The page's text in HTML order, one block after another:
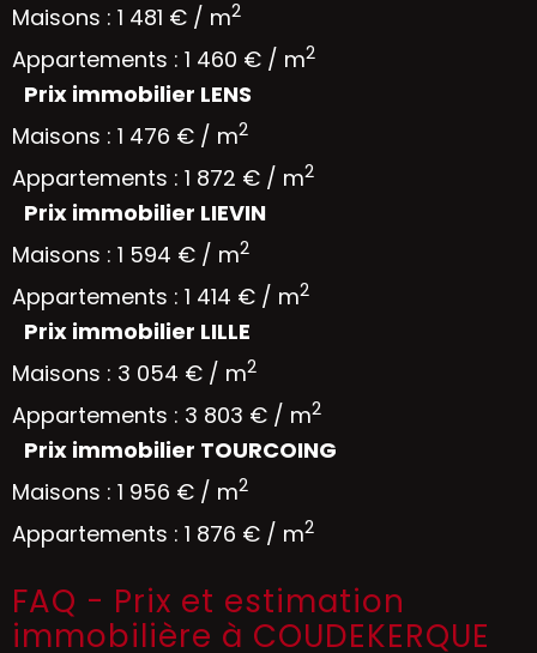
Maisons : 1 481 € / m2
Appartements : 1 460 € / m2
Prix immobilier LENS
Maisons : 1 476 € / m2
Appartements : 1 872 € / m2
Prix immobilier LIEVIN
Maisons : 1 594 € / m2
Appartements : 1 414 € / m2
Prix immobilier LILLE
Maisons : 3 054 € / m2
Appartements : 3 803 € / m2
Prix immobilier TOURCOING
Maisons : 1 956 € / m2
Appartements : 1 876 € / m2
FAQ - Prix et estimation
immobilière à COUDEKERQUE